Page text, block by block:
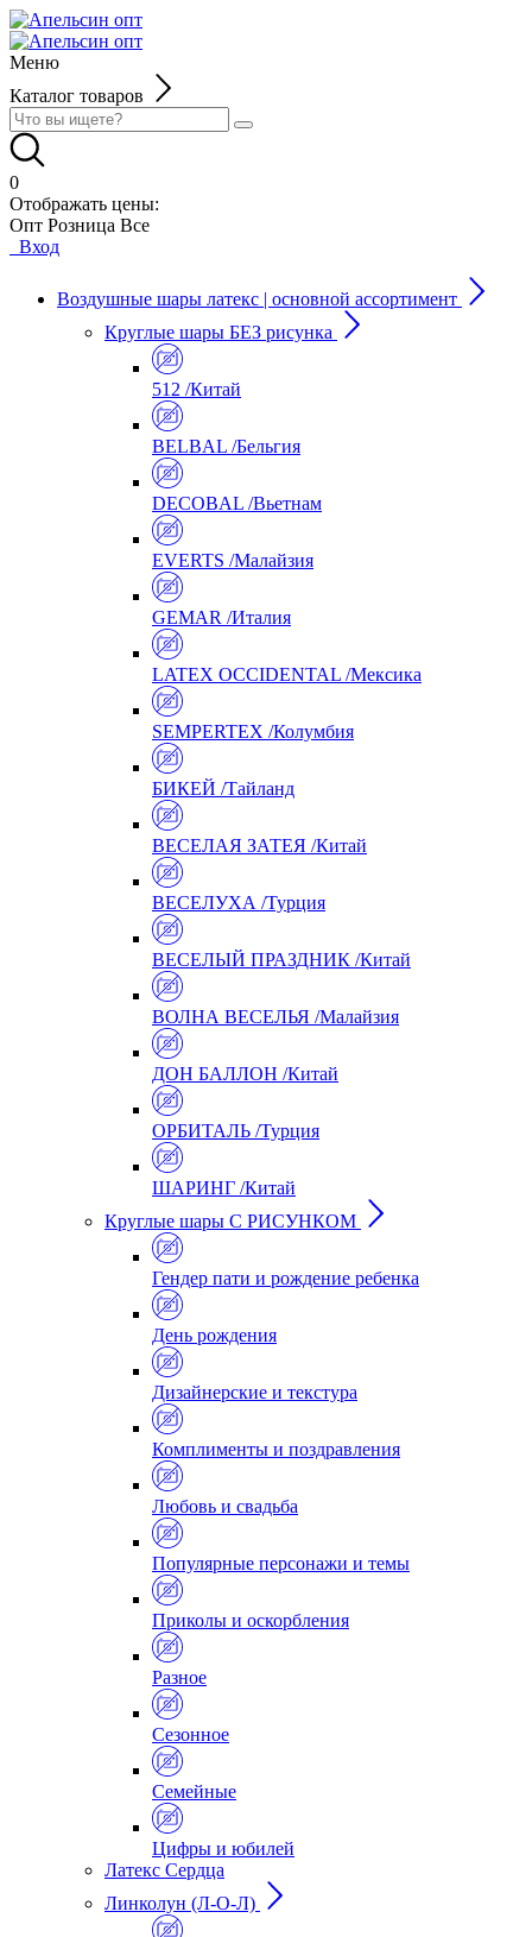
Меню
Каталог товаров
0
Отображать цены:
Опт Розница Все
Вход
Воздушные шары латекс | основной ассортимент
Круглые шары БЕЗ рисунка
512 /Китай
BELBAL /Бельгия
DECOBAL /Вьетнам
EVERTS /Малайзия
GEMAR /Италия
LATEX OCCIDENTAL /Мексика
SEMPERTEX /Колумбия
БИКЕЙ /Тайланд
ВЕСЕЛАЯ ЗАТЕЯ /Китай
ВЕСЕЛУХА /Турция
ВЕСЕЛЫЙ ПРАЗДНИК /Китай
ВОЛНА ВЕСЕЛЬЯ /Малайзия
ДОН БАЛЛОН /Китай
ОРБИТАЛЬ /Турция
ШАРИНГ /Китай
Круглые шары С РИСУНКОМ
Гендер пати и рождение ребенка
День рождения
Дизайнерские и текстура
Комплименты и поздравления
Любовь и свадьба
Популярные персонажи и темы
Приколы и оскорбления
Разное
Сезонное
Семейные
Цифры и юбилей
Латекс Сердца
Линколун (Л-О-Л)